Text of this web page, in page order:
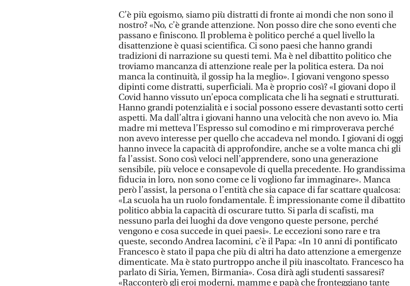
C’è più egoismo, siamo più distratti di fronte ai mondi che non sono il
nostro? «No, c’è grande attenzione. Non posso dire che sono eventi che
passano e finiscono. Il problema è politico perché a quel livello la
disattenzione è quasi scientifica. Ci sono paesi che hanno grandi
tradizioni di narrazione su questi temi. Ma è nel dibattito politico che
troviamo mancanza di attenzione reale per la politica estera. Da noi
manca la continuità, il gossip ha la meglio». I giovani vengono spesso
dipinti come distratti, superficiali. Ma è proprio così? «I giovani dopo il
Covid hanno vissuto un’epoca complicata che li ha segnati e strutturati.
Hanno grandi potenzialità e i social possono essere devastanti sotto certi
aspetti. Ma dall’altra i giovani hanno una velocità che non avevo io. Mia
madre mi metteva l’Espresso sul comodino e mi rimproverava perché
non avevo interesse per quello che accadeva nel mondo. I giovani di oggi
hanno invece la capacità di approfondire, anche se a volte manca chi gli
fa l’assist. Sono così veloci nell’apprendere, sono una generazione
sensibile, più veloce e consapevole di quella precedente. Ho grandissima
fiducia in loro, non sono come ce li vogliono far immaginare». Manca
però l’assist, la persona o l’entità che sia capace di far scattare qualcosa:
«La scuola ha un ruolo fondamentale. È impressionante come il dibattito
politico abbia la capacità di oscurare tutto. Si parla di scafisti, ma
nessuno parla dei luoghi da dove vengono queste persone, perché
vengono e cosa succede in quei paesi». Le eccezioni sono rare e tra
queste, secondo Andrea Iacomini, c’è il Papa: «In 10 anni di pontificato
Francesco è stato il papa che più di altri ha dato attenzione a emergenze
dimenticate. Ma è stato purtroppo anche il più inascoltato. Francesco ha
parlato di Siria, Yemen, Birmania». Cosa dirà agli studenti sassaresi?
«Racconterò gli eroi moderni, mamme e papà che fronteggiano tante